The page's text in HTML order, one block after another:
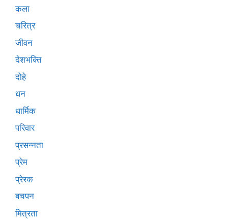
कला
चरित्र
जीवन
देशभक्ति
दोहे
धन
धार्मिक
परिवार
प्रसन्नता
प्रेम
प्रेरक
बचपन
मित्रता